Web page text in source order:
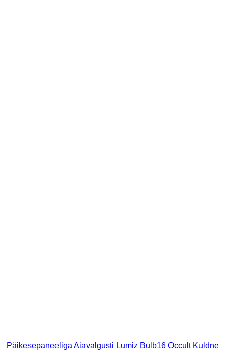
Päikesepaneeliga Aiavalgusti Lumiz Bulb16 Occult Kuldne